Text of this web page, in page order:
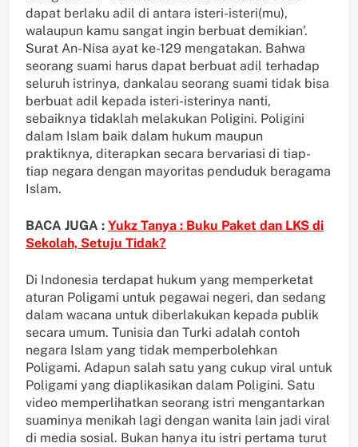
dapat berlaku adil di antara isteri-isteri(mu),
walaupun kamu sangat ingin berbuat demikian’.
Surat An-Nisa ayat ke-129 mengatakan. Bahwa
seorang suami harus dapat berbuat adil terhadap
seluruh istrinya, dankalau seorang suami tidak bisa
berbuat adil kepada isteri-isterinya nanti,
sebaiknya tidaklah melakukan Poligini. Poligini
dalam Islam baik dalam hukum maupun
praktiknya, diterapkan secara bervariasi di tiap-
tiap negara dengan mayoritas penduduk beragama
Islam.
BACA JUGA : Yukz Tanya : Buku Paket dan LKS di
Sekolah, Setuju Tidak?
Di Indonesia terdapat hukum yang memperketat
aturan Poligami untuk pegawai negeri, dan sedang
dalam wacana untuk diberlakukan kepada publik
secara umum. Tunisia dan Turki adalah contoh
negara Islam yang tidak memperbolehkan
Poligami. Adapun salah satu yang cukup viral untuk
Poligami yang diaplikasikan dalam Poligini. Satu
video memperlihatkan seorang istri mengantarkan
suaminya menikah lagi dengan wanita lain jadi viral
di media sosial. Bukan hanya itu istri pertama turut